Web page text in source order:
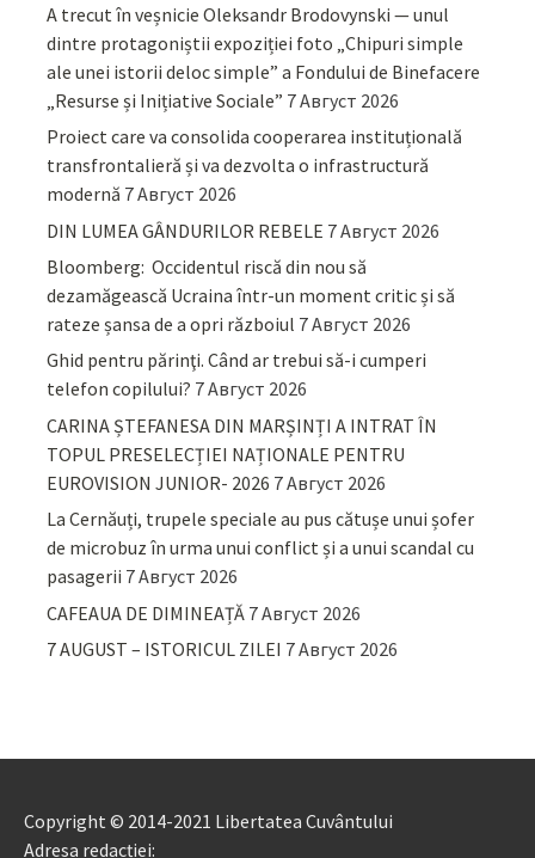
A trecut în veșnicie Oleksandr Brodovynski — unul
dintre protagoniștii expoziției foto „Chipuri simple
ale unei istorii deloc simple” a Fondului de Binefacere
„Resurse și Inițiative Sociale” 7 Август 2026
Proiect care va consolida cooperarea instituțională
transfrontalieră și va dezvolta o infrastructură
modernă 7 Август 2026
DIN LUMEA GÂNDURILOR REBELE 7 Август 2026
Bloomberg: Occidentul riscă din nou să
dezamăgească Ucraina într-un moment critic și să
rateze șansa de a opri războiul 7 Август 2026
Ghid pentru părinţi. Când ar trebui să-i cumperi
telefon copilului? 7 Август 2026
CARINA ȘTEFANESA DIN MARȘINȚI A INTRAT ÎN
TOPUL PRESELECȚIEI NAȚIONALE PENTRU
EUROVISION JUNIOR- 2026 7 Август 2026
La Cernăuți, trupele speciale au pus cătușe unui șofer
de microbuz în urma unui conflict și a unui scandal cu
pasagerii 7 Август 2026
CAFEAUA DE DIMINEAȚĂ 7 Август 2026
7 AUGUST – ISTORICUL ZILEI 7 Август 2026
Copyright © 2014-2021 Libertatea Cuvântului
Adresa redacției: